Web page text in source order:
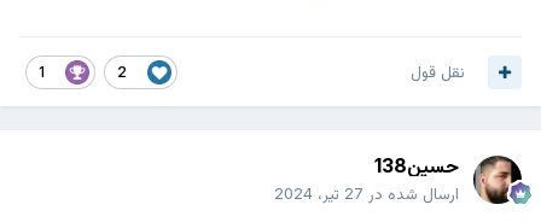
2 نقل قول
حسین138
ارسال شده در 27 تیر، 2024